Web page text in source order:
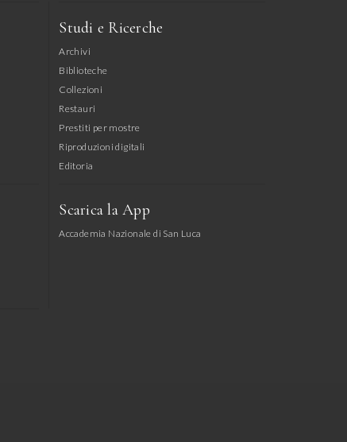
Studi e Ricerche
Archivi
Biblioteche
Collezioni
Restauri
Prestiti per mostre
Riproduzioni digitali
Editoria
Scarica la App
Accademia Nazionale di San Luca